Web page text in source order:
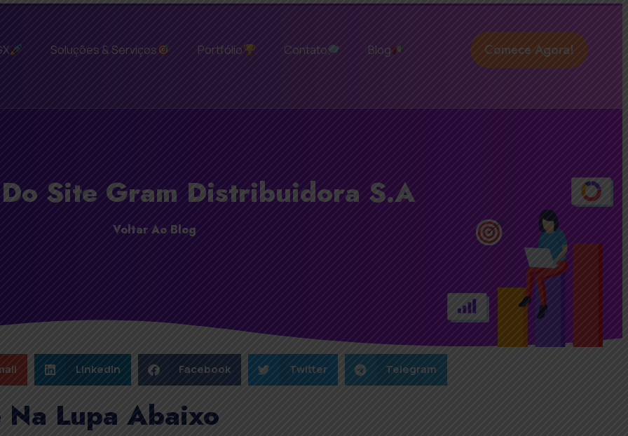
Soluções & Serviços Portfólio Contato Blog Comece Agora!
Site Gram Distribuidora S.A
Voltar Ao Blog
LinkedIn Facebook Twitter Telegram
Lupa Abaixo